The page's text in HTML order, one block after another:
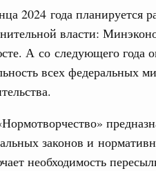
2024 года планируется
власти:
А со следующего года
всех федеральных
законов и
необходимость
Ярославскую
Федерации.
объектов
и обновили
территорий